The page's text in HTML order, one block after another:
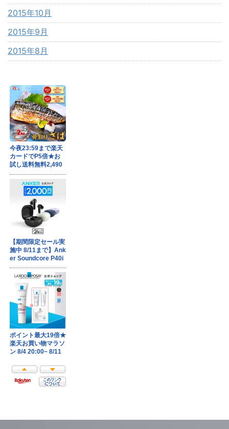
2015年10月
2015年9月
2015年8月